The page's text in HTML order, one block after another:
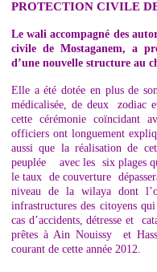
PROTECTION CIVILE
Le wali accompagné des
civile de Mostaganem, a
d’une nouvelle structure au
Elle a été dotée en plus de
médicalisée, de deux zodiac
cette cérémonie coïncidant
officiers ont longuement
aussi que la réalisation de
peuplée avec les six plages
le taux de couverture
niveau de la wilaya dont
infrastructures des citoyens
cas d’accidents, détresse et
prêtes à Ain Nouissy et
courant de cette année 2012.